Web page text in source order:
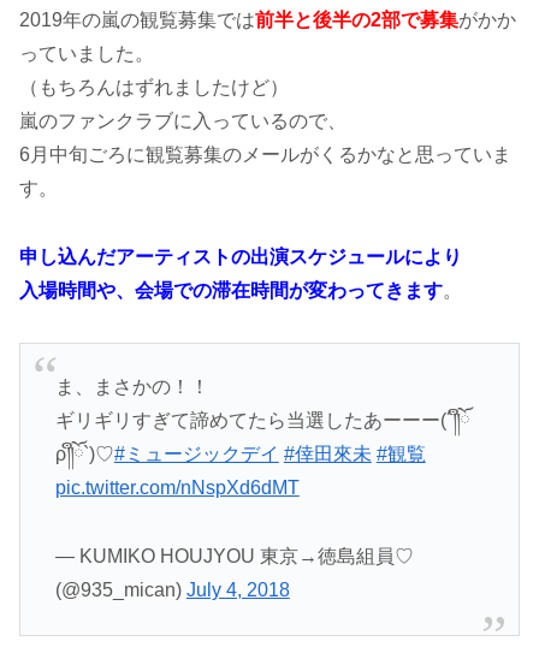
2019年の嵐の観覧募集では前半と後半の2部で募集がかか
っていました。
（もちろんはずれましたけど）
嵐のファンクラブに入っているので、
6月中旬ごろに観覧募集のメールがくるかなと思っていま
す。
申し込んだアーティストの出演スケジュールにより
入場時間や、会場での滞在時間が変わってきます。
ま、まさかの！！
ギリギリすぎて諦めてたら当選したあーーー(´༎ຶོ
ρ༎ຶོ`)♡#ミュージックデイ #倖田來未 #観覧
pic.twitter.com/nNspXd6dMT
— KUMIKO HOUJYOU 東京→徳島組員♡
(@935_mican) July 4, 2018